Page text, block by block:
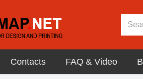
Contacts FAQ & Video